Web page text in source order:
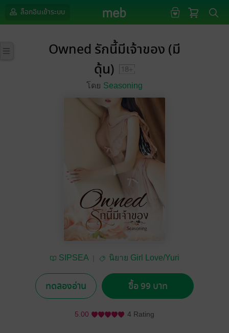
ล็อกอินเข้าระบบ
Owned รักนี้มีเจ้าของ (มี
ดุ้น)
โดย Seasoning
SIPSEA นิยาย Girl Love/Yuri
ทดลองอ่าน ซื้อ 99 บาท
5.00 4 Rating